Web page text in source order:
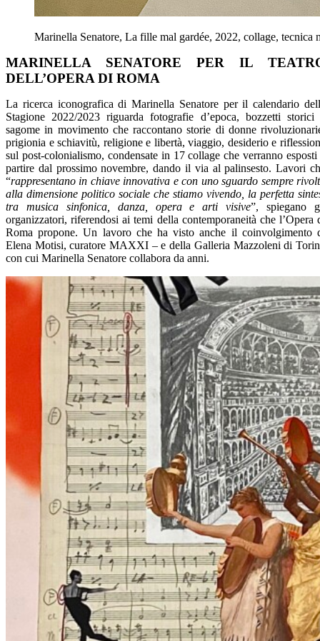
Marinella Senatore, La fille mal gardée, 2022, collage,
MARINELLA SENATORE PER IL
DELL’OPERA DI ROMA
La ricerca iconografica di Marinella Senatore per il calendario
Stagione 2022/2023 riguarda fotografie d’epoca, bozzetti storici
sagome in movimento che raccontano storie di donne
prigionia e schiavitù, religione e libertà, viaggio, desiderio e
sul post-colonialismo, condensate in 17 collage che verranno esposti
partire dal prossimo novembre, dando il via al palinsesto. Lavori
“rappresentano in chiave innovativa e con uno sguardo sempre
alla dimensione politico sociale che stiamo vivendo, la perfetta
tra musica sinfonica, danza, opera e arti visive”, spiegano
organizzatori, riferendosi ai temi della contemporaneità che l’Opera
Roma propone. Un lavoro che ha visto anche il coinvolgimento
Elena Motisi, curatore MAXXI – e della Galleria Mazzoleni di
con cui Marinella Senatore collabora da anni.